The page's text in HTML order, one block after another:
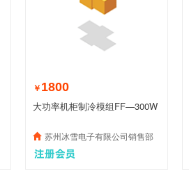
￥ 1800
大功率机柜制冷模组FF—300W
苏州冰雪电子有限公司销售部